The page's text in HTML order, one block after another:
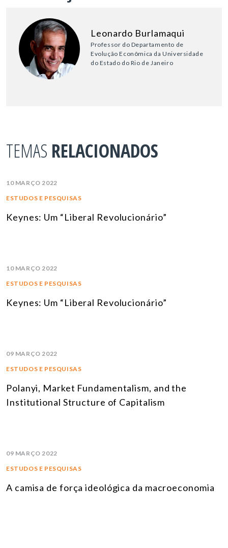
Leonardo Burlamaqui
Professor do Departamento de
Evolução Econômica da Universidade
do Estado do Rio de Janeiro
TEMAS RELACIONADOS
10 MARÇO 2022
ESTUDOS E PESQUISAS
Keynes: Um “Liberal Revolucionário”
10 MARÇO 2022
ESTUDOS E PESQUISAS
Keynes: Um “Liberal Revolucionário”
09 MARÇO 2022
ESTUDOS E PESQUISAS
Polanyi, Market Fundamentalism, and the
Institutional Structure of Capitalism
09 MARÇO 2022
ESTUDOS E PESQUISAS
A camisa de força ideológica da macroeconomia